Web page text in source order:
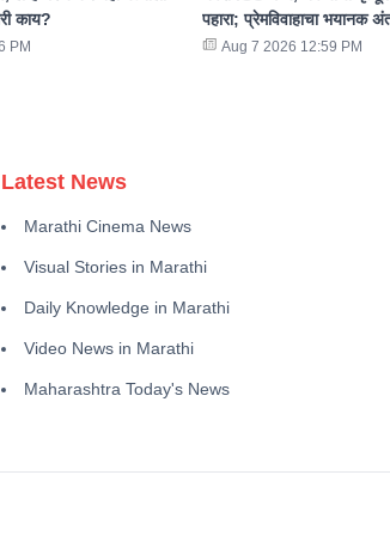
काय?
PM
पहारा; प्रेमविवाहाचा भयानक
Aug 7 2026 12:59 PM
Latest News
Marathi Cinema News
Visual Stories in Marathi
Daily Knowledge in Marathi
Video News in Marathi
Maharashtra Today's News